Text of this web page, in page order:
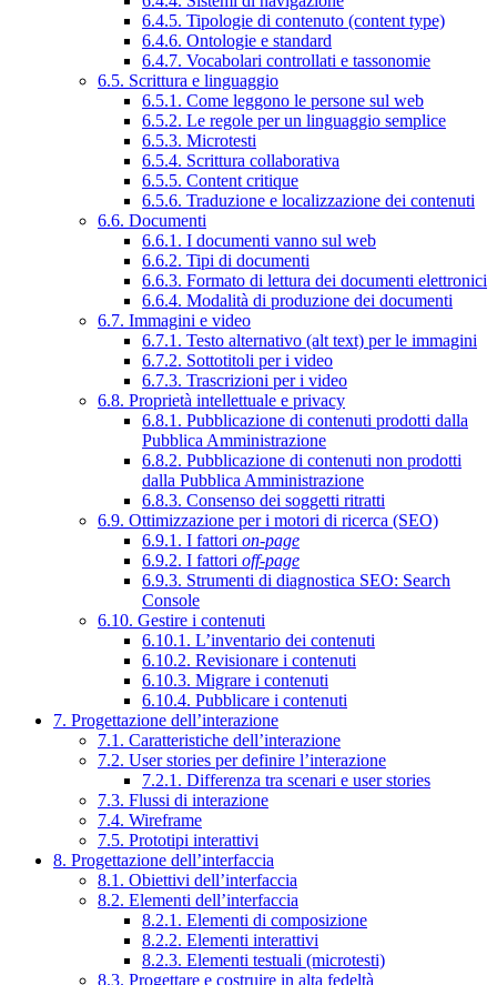
6.4.5. Tipologie di contenuto (content type)
6.4.6. Ontologie e standard
6.4.7. Vocabolari controllati e tassonomie
6.5. Scrittura e linguaggio
6.5.1. Come leggono le persone sul web
6.5.2. Le regole per un linguaggio semplice
6.5.3. Microtesti
6.5.4. Scrittura collaborativa
6.5.5. Content critique
6.5.6. Traduzione e localizzazione dei contenuti
6.6. Documenti
6.6.1. I documenti vanno sul web
6.6.2. Tipi di documenti
6.6.3. Formato di lettura dei documenti elettronici
6.6.4. Modalità di produzione dei documenti
6.7. Immagini e video
6.7.1. Testo alternativo (alt text) per le immagini
6.7.2. Sottotitoli per i video
6.7.3. Trascrizioni per i video
6.8. Proprietà intellettuale e privacy
6.8.1. Pubblicazione di contenuti prodotti dalla
Pubblica Amministrazione
6.8.2. Pubblicazione di contenuti non prodotti
dalla Pubblica Amministrazione
6.8.3. Consenso dei soggetti ritratti
6.9. Ottimizzazione per i motori di ricerca (SEO)
6.9.1. I fattori on-page
6.9.2. I fattori off-page
6.9.3. Strumenti di diagnostica SEO: Search
Console
6.10. Gestire i contenuti
6.10.1. L’inventario dei contenuti
6.10.2. Revisionare i contenuti
6.10.3. Migrare i contenuti
6.10.4. Pubblicare i contenuti
7. Progettazione dell’interazione
7.1. Caratteristiche dell’interazione
7.2. User stories per definire l’interazione
7.2.1. Differenza tra scenari e user stories
7.3. Flussi di interazione
7.4. Wireframe
7.5. Prototipi interattivi
8. Progettazione dell’interfaccia
8.1. Obiettivi dell’interfaccia
8.2. Elementi dell’interfaccia
8.2.1. Elementi di composizione
8.2.2. Elementi interattivi
8.2.3. Elementi testuali (microtesti)
8.3. Progettare e costruire in alta fedeltà